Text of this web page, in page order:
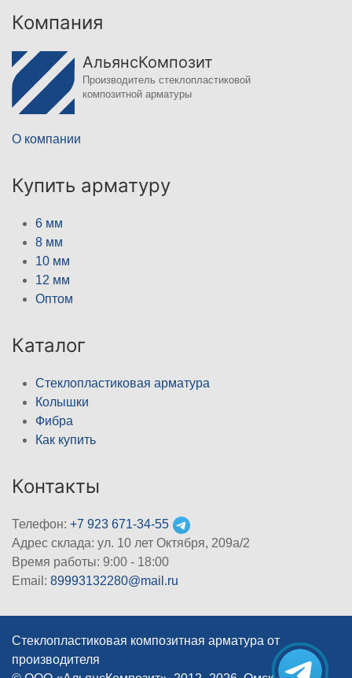
Компания
АльянсКомпозит
Производитель стеклопластиковой
композитной арматуры
О компании
Купить арматуру
6 мм
8 мм
10 мм
12 мм
Оптом
Каталог
Стеклопластиковая арматура
Колышки
Фибра
Как купить
Контакты
Телефон: +7 923 671-34-55
Адрес склада: ул. 10 лет Октября, 209а/2
Время работы: 9:00 - 18:00
Email: 89993132280@mail.ru
Стеклопластиковая композитная арматура от
производителя